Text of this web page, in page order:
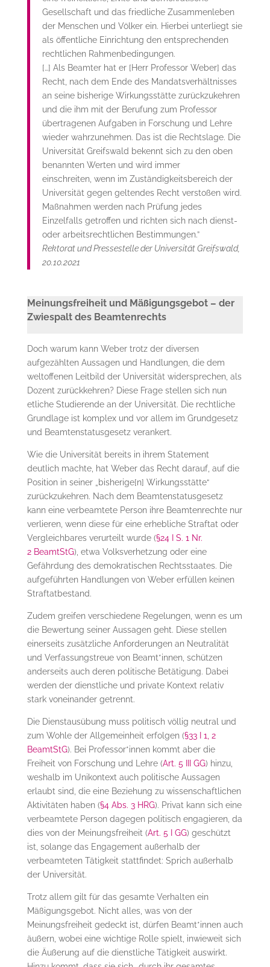
Gesellschaft und das friedliche Zusammenleben
der Menschen und Völker ein. Hierbei unterliegt sie
als öffentliche Einrichtung den entsprechenden
rechtlichen Rahmenbedingungen.
[…] Als Beamter hat er [Herr Professor Weber] das
Recht, nach dem Ende des Mandatsverhältnisses
an seine bisherige Wirkungsstätte zurückzukehren
und die ihm mit der Berufung zum Professor
übertragenen Aufgaben in Forschung und Lehre
wieder wahrzunehmen. Das ist die Rechtslage. Die
Universität Greifswald bekennt sich zu den oben
benannten Werten und wird immer
einschreiten, wenn im Zuständigkeitsbereich der
Universität gegen geltendes Recht verstoßen wird.
Maßnahmen werden nach Prüfung jedes
Einzelfalls getroffen und richten sich nach dienst-
oder arbeitsrechtlichen Bestimmungen.”
Rektorat und Pressestelle der Universität Greifswald,
20.10.2021
Meinungsfreiheit und Mäßigungsgebot – der
Zwiespalt des Beamtenrechts
Doch warum kann Weber trotz der diversen
aufgezählten Aussagen und Handlungen, die dem
weltoffenen Leitbild der Universität widersprechen, als
Dozent zurückkehren? Diese Frage stellen sich nun
etliche Studierende an der Universität. Die rechtliche
Grundlage ist komplex und vor allem im Grundgesetz
und Beamtenstatusgesetz verankert.
Wie die Universität bereits in ihrem Statement
deutlich machte, hat Weber das Recht darauf, auf die
Position in seiner „bisherige[n] Wirkungsstätte“
zurückzukehren. Nach dem Beamtenstatusgesetz
kann eine verbeamtete Person ihre Beamtenrechte nur
verlieren, wenn diese für eine erhebliche Straftat oder
Vergleichbares verurteilt wurde (§24 I S. 1 Nr.
2 BeamtStG), etwa Volksverhetzung oder eine
Gefährdung des demokratischen Rechtsstaates. Die
aufgeführten Handlungen von Weber erfüllen keinen
Straftatbestand.
Zudem greifen verschiedene Regelungen, wenn es um
die Bewertung seiner Aussagen geht. Diese stellen
einerseits zusätzliche Anforderungen an Neutralität
und Verfassungstreue von Beamt*innen, schützen
anderseits auch deren politische Betätigung. Dabei
werden der dienstliche und private Kontext relativ
stark voneinander getrennt.
Die Dienstausübung muss politisch völlig neutral und
zum Wohle der Allgemeinheit erfolgen (§33 I 1, 2
BeamtStG). Bei Professor*innen kommt aber die
Freiheit von Forschung und Lehre (Art. 5 III GG) hinzu,
weshalb im Unikontext auch politische Aussagen
erlaubt sind, die eine Beziehung zu wissenschaftlichen
Aktivitäten haben (§4 Abs. 3 HRG). Privat kann sich eine
verbeamtete Person dagegen politisch engagieren, da
dies von der Meinungsfreiheit (Art. 5 I GG) geschützt
ist, solange das Engagement außerhalb der
verbeamteten Tätigkeit stattfindet: Sprich außerhalb
der Universität.
Trotz allem gilt für das gesamte Verhalten ein
Mäßigungsgebot. Nicht alles, was von der
Meinungsfreiheit gedeckt ist, dürfen Beamt*innen auch
äußern, wobei eine wichtige Rolle spielt, inwieweit sich
die Äußerung auf die dienstliche Tätigkeit auswirkt.